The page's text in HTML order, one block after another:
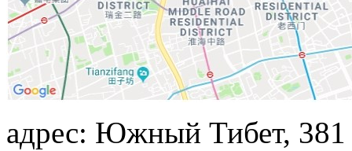
адрес: Южный Тибет, 381